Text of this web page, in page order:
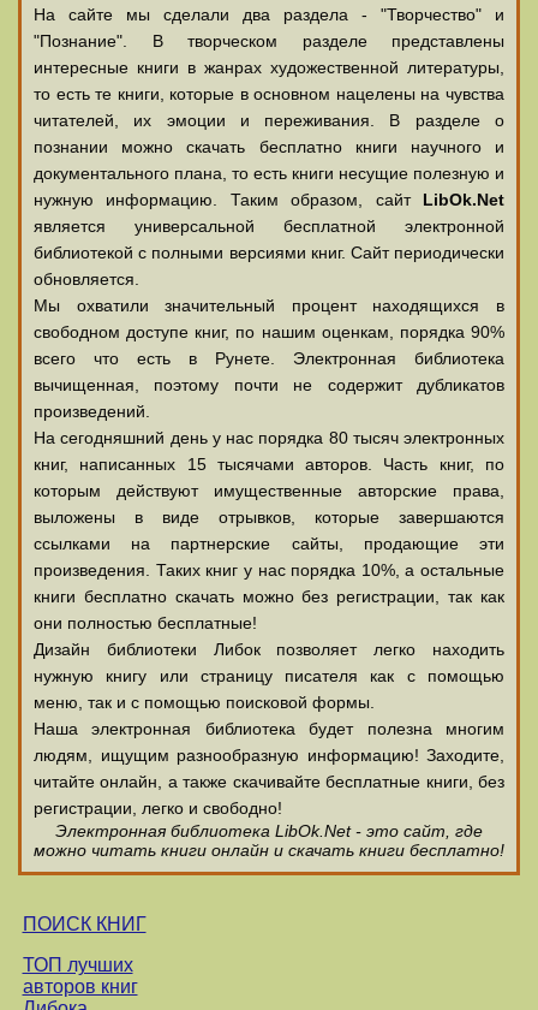
На сайте мы сделали два раздела - "Творчество" и
"Познание". В творческом разделе представлены
интересные книги в жанрах художественной литературы,
то есть те книги, которые в основном нацелены на чувства
читателей, их эмоции и переживания. В разделе о
познании можно скачать бесплатно книги научного и
документального плана, то есть книги несущие полезную и
нужную информацию. Таким образом, сайт LibOk.Net
является универсальной бесплатной электронной
библиотекой с полными версиями книг. Сайт периодически
обновляется.
Мы охватили значительный процент находящихся в
свободном доступе книг, по нашим оценкам, порядка 90%
всего что есть в Рунете. Электронная библиотека
вычищенная, поэтому почти не содержит дубликатов
произведений.
На сегодняшний день у нас порядка 80 тысяч электронных
книг, написанных 15 тысячами авторов. Часть книг, по
которым действуют имущественные авторские права,
выложены в виде отрывков, которые завершаются
ссылками на партнерские сайты, продающие эти
произведения. Таких книг у нас порядка 10%, а остальные
книги бесплатно скачать можно без регистрации, так как
они полностью бесплатные!
Дизайн библиотеки Либок позволяет легко находить
нужную книгу или страницу писателя как с помощью
меню, так и с помощью поисковой формы.
Наша электронная библиотека будет полезна многим
людям, ищущим разнообразную информацию! Заходите,
читайте онлайн, а также скачивайте бесплатные книги, без
регистрации, легко и свободно!
Электронная библиотека LibOk.Net - это сайт, где
можно читать книги онлайн и скачать книги бесплатно!
ПОИСК КНИГ
ТОП лучших
авторов книг